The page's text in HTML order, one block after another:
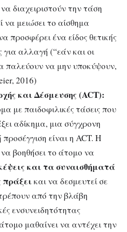
διαχειριστούν την τάση
να μειώσει το αίσθημα
προσφέρει ένα είδος θετικής
για αλλαγή (“εάν και οι
παλεύουν να μην υποκύψουν,
2016)
και Δέσμευσης (ACT):
με παιδοφιλικές τάσεις που
αδίκημα, μια σύγχρονη
είναι η ACT. Η
να βοηθήσει το άτομο να
και τα συναισθήματά
πράξεικαι να δεσμευτεί σε
από την βλάβη
ενσυνειδητότητας
μαθαίνει να αντέχει την